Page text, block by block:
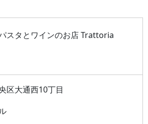
スタとワインのお店 Trattoria
区大通西10丁目